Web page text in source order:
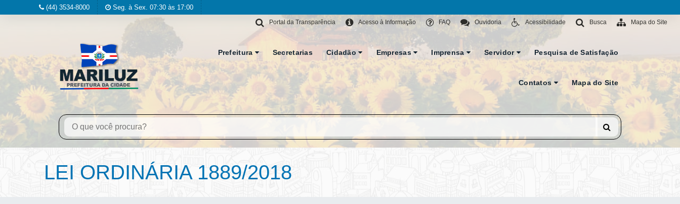
(44) 3534-8000 Seg. à Sex. 07:30 às 17:00
Mapa do Site
Busca
Acessibilidade
Ouvidoria
FAQ
Acesso à Informação
Portal da Transparência
Prefeitura Secretarias Cidadão Empresas Imprensa Servidor Pesquisa de Satisfação
Contatos Mapa do Site
LEI ORDINÁRIA 1889/2018